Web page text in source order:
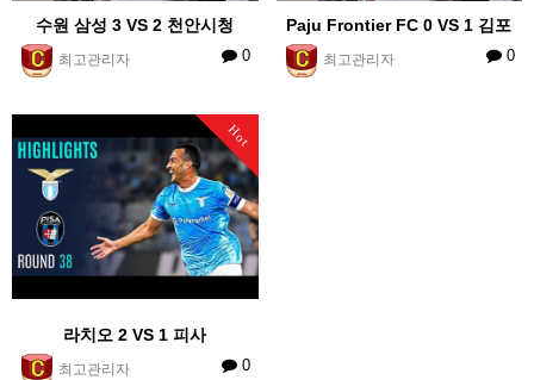
수원 삼성 3 VS 2 천안시청
최고관리자 0
Paju Frontier FC 0 VS 1 김포
최고관리자 0
Hot
라치오 2 VS 1 피사
최고관리자 0